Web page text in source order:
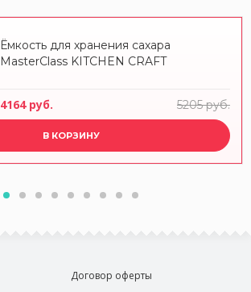
Ёмкость для хранения сахара
MasterClass KITCHEN CRAFT
4164 руб. 5205 руб.
В КОРЗИНУ
Договор оферты